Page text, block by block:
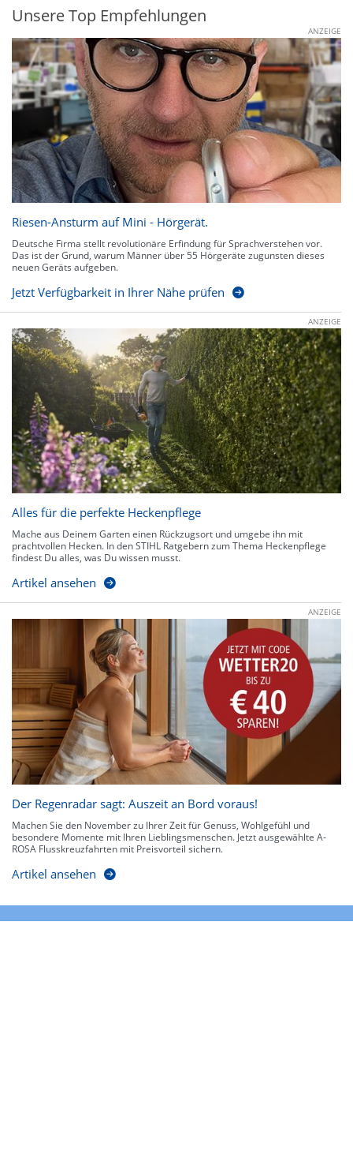
Unsere Top Empfehlungen
ANZEIGE
Riesen-Ansturm auf Mini - Hörgerät.
Deutsche Firma stellt revolutionäre Erfindung für Sprachverstehen vor.
Das ist der Grund, warum Männer über 55 Hörgeräte zugunsten dieses
neuen Geräts aufgeben.
Jetzt Verfügbarkeit in Ihrer Nähe prüfen
ANZEIGE
Alles für die perfekte Heckenpflege
Mache aus Deinem Garten einen Rückzugsort und umgebe ihn mit
prachtvollen Hecken. In den STIHL Ratgebern zum Thema Heckenpflege
findest Du alles, was Du wissen musst.
Artikel ansehen
ANZEIGE
Der Regenradar sagt: Auszeit an Bord voraus!
Machen Sie den November zu Ihrer Zeit für Genuss, Wohlgefühl und
besondere Momente mit Ihren Lieblingsmenschen. Jetzt ausgewählte A-
ROSA Flusskreuzfahrten mit Preisvorteil sichern.
Artikel ansehen